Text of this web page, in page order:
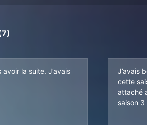
la suite. J’avais
J’avais
cette
attaché
saison